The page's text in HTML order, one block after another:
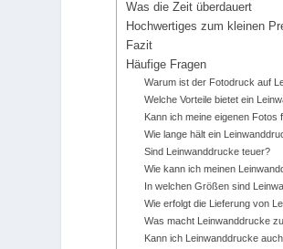
Was die Zeit überdauert
Hochwertiges zum kleinen
Fazit
Häufige Fragen
Warum ist der Fotodruck auf
Welche Vorteile bietet ein
Kann ich meine eigenen
Wie lange hält ein
Sind Leinwanddrucke teuer?
Wie kann ich meinen
In welchen Größen sind
Wie erfolgt die Lieferung von
Was macht Leinwanddrucke
Kann ich Leinwanddrucke